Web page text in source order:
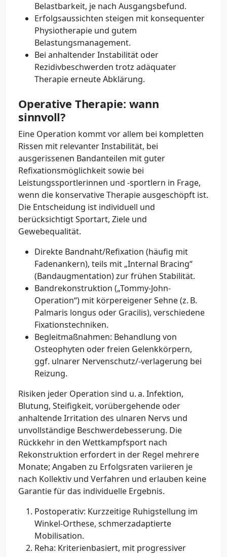
Belastbarkeit, je nach Ausgangsbefund.
Erfolgsaussichten steigen mit konsequenter
Physiotherapie und gutem
Belastungsmanagement.
Bei anhaltender Instabilität oder
Rezidivbeschwerden trotz adäquater
Therapie erneute Abklärung.
Operative Therapie: wann
sinnvoll?
Eine Operation kommt vor allem bei kompletten
Rissen mit relevanter Instabilität, bei
ausgerissenen Bandanteilen mit guter
Refixationsmöglichkeit sowie bei
Leistungssportlerinnen und -sportlern in Frage,
wenn die konservative Therapie ausgeschöpft ist.
Die Entscheidung ist individuell und
berücksichtigt Sportart, Ziele und
Gewebequalität.
Direkte Bandnaht/Refixation (häufig mit
Fadenankern), teils mit „Internal Bracing“
(Bandaugmentation) zur frühen Stabilität.
Bandrekonstruktion („Tommy-John-
Operation“) mit körpereigener Sehne (z. B.
Palmaris longus oder Gracilis), verschiedene
Fixationstechniken.
Begleitmaßnahmen: Behandlung von
Osteophyten oder freien Gelenkkörpern,
ggf. ulnarer Nervenschutz/-verlagerung bei
Reizung.
Risiken jeder Operation sind u. a. Infektion,
Blutung, Steifigkeit, vorübergehende oder
anhaltende Irritation des ulnaren Nervs und
unvollständige Beschwerdebesserung. Die
Rückkehr in den Wettkampfsport nach
Rekonstruktion erfordert in der Regel mehrere
Monate; Angaben zu Erfolgsraten variieren je
nach Kollektiv und Verfahren und erlauben keine
Garantie für das individuelle Ergebnis.
Postoperativ: Kurzzeitige Ruhigstellung im
Winkel-Orthese, schmerzadaptierte
Mobilisation.
Reha: Kriterienbasiert, mit progressiver